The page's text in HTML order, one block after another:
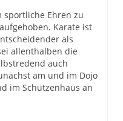
Ehren zu
Karate ist
als
allenthalben die
auch
am und im Dojo
im Schützenhaus an